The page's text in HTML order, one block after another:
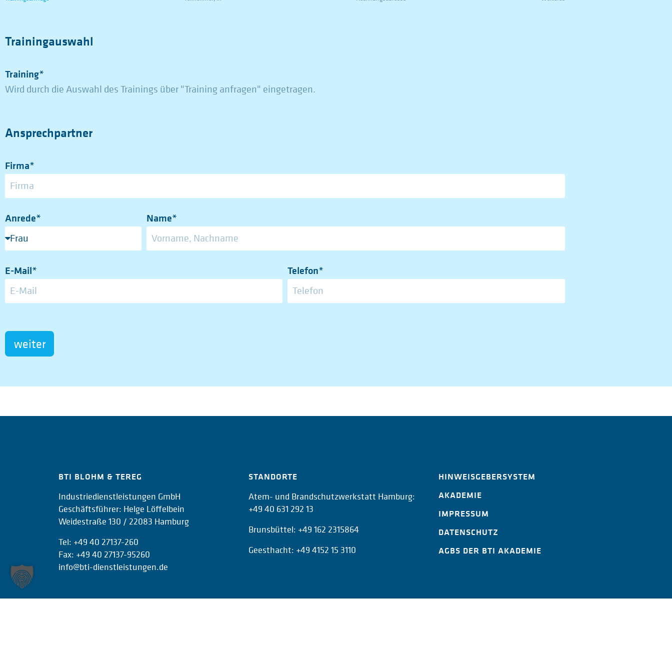
Trainingauswahl
Training*
Wird durch die Auswahl des Trainings über "Training anfragen" eingetragen.
Ansprechpartner
Firma*
Anrede* Name*
E-Mail* Telefon*
weiter
BTI BLOHM & TEREG
Industriedienstleistungen GmbH
Geschäftsführer: Helge Löffelbein
Weidestraße 130 / 22083 Hamburg
Tel: +49 40 27137-260
Fax: +49 40 27137-95260
info@bti-dienstleistungen.de
STANDORTE
Atem- und Brandschutzwerkstatt Hamburg:
+49 40 631 292 13
Brunsbüttel: +49 162 2315864
Geesthacht: +49 4152 15 3110
HINWEISGEBERSYSTEM
AKADEMIE
IMPRESSUM
DATENSCHUTZ
AGBS DER BTI AKADEMIE